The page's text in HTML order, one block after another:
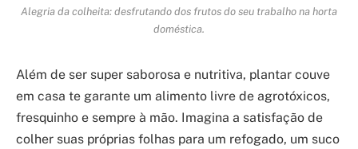
Alegria da colheita: desfrutando dos frutos do seu trabalho na horta
doméstica.
Além de ser super saborosa e nutritiva, plantar couve
em casa te garante um alimento livre de agrotóxicos,
fresquinho e sempre à mão. Imagina a satisfação de
colher suas próprias folhas para um refogado, um suco